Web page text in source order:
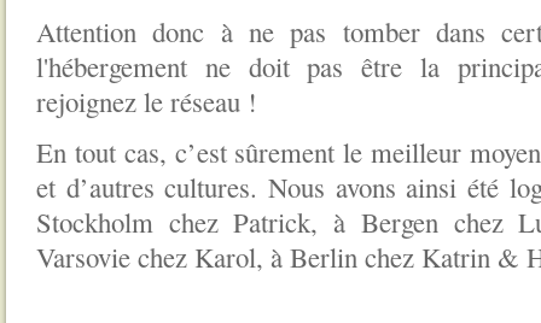
Attention donc à ne pas tomber dans
l'hébergement ne doit pas être la
rejoignez le réseau !
En tout cas, c’est sûrement le meilleur
et d’autres cultures. Nous avons ainsi été
Stockholm chez Patrick, à Bergen chez
Varsovie chez Karol, à Berlin chez Katrin &